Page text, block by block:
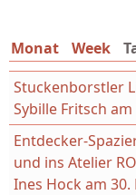
Monat Week
Stuckenborstler
Sybille Fritsch am
Entdecker-
und ins Atelier
Ines Hock am